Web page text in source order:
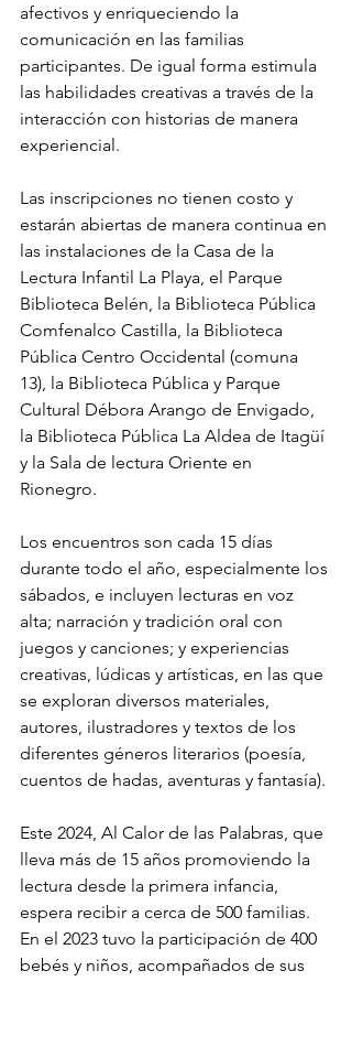
afectivos y enriqueciendo la
comunicación en las familias
participantes. De igual forma estimula
las habilidades creativas a través de la
interacción con historias de manera
experiencial.
Las inscripciones no tienen costo y
estarán abiertas de manera continua en
las instalaciones de la Casa de la
Lectura Infantil La Playa, el Parque
Biblioteca Belén, la Biblioteca Pública
Comfenalco Castilla, la Biblioteca
Pública Centro Occidental (comuna
13), la Biblioteca Pública y Parque
Cultural Débora Arango de Envigado,
la Biblioteca Pública La Aldea de Itagüí
y la Sala de lectura Oriente en
Rionegro.
Los encuentros son cada 15 días
durante todo el año, especialmente los
sábados, e incluyen lecturas en voz
alta; narración y tradición oral con
juegos y canciones; y experiencias
creativas, lúdicas y artísticas, en las que
se exploran diversos materiales,
autores, ilustradores y textos de los
diferentes géneros literarios (poesía,
cuentos de hadas, aventuras y fantasía).
Este 2024, Al Calor de las Palabras, que
lleva más de 15 años promoviendo la
lectura desde la primera infancia,
espera recibir a cerca de 500 familias.
En el 2023 tuvo la participación de 400
bebés y niños, acompañados de sus